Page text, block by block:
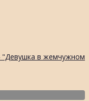
"Девушка в жемчужном